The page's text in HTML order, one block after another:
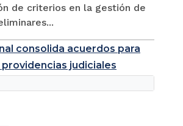
de criterios en la gestión de
consolida acuerdos para
judiciales